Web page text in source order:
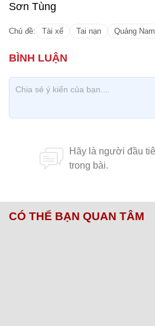
Sơn Tùng
Chủ đề: Tài xế Tai nạn Quảng Nam
CÓ THỂ BẠN QUAN TÂM